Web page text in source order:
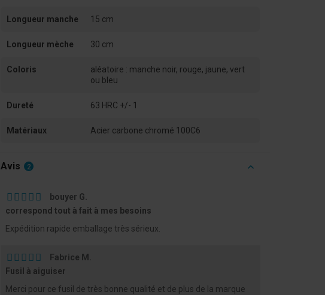
Longueur manche 15 cm
Longueur mèche 30 cm
Coloris
aléatoire : manche noir, rouge, jaune, vert
ou bleu
Dureté 63 HRC +/- 1
Matériaux Acier carbone chromé 100C6
Avis 2
bouyer G.
correspond tout à fait à mes besoins
Expédition rapide emballage très sérieux.
Fabrice M.
Fusil à aiguiser
Merci pour ce fusil de très bonne qualité et de plus de la marque